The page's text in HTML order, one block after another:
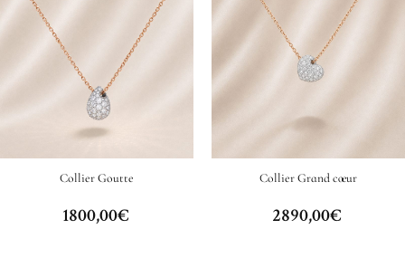
Collier Goutte
1800,00€
Collier Grand cœur
2890,00€